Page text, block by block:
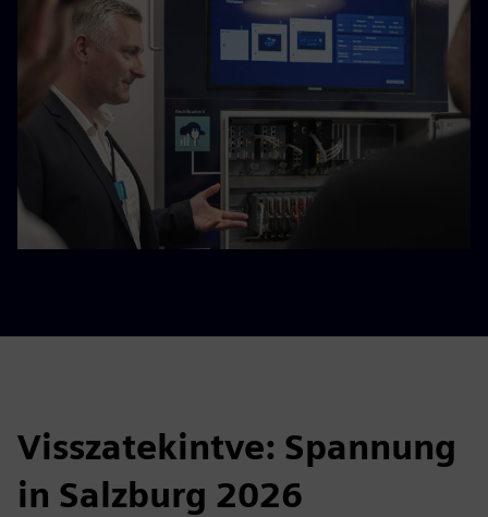
Visszatekintve: Spannung
in Salzburg 2026